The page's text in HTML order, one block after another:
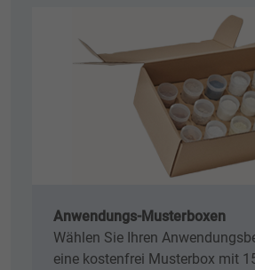
Anwendungs-Musterboxen
Wählen Sie Ihren
eine kostenfrei Musterbox mit